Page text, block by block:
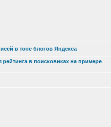
в топе блогов Яндекса
в поисковиках на примере